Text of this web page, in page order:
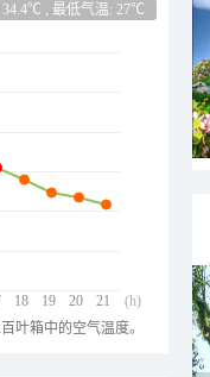
34.4℃ , 最低气温: 27℃
18 19 20 21 (h)
叶箱中的空气温度。